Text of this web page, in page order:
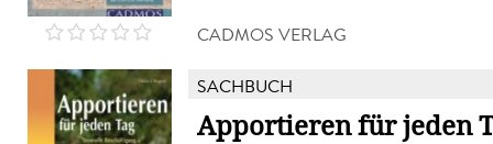
CADMOS VERLAG
SACHBUCH
Apportieren für jeden